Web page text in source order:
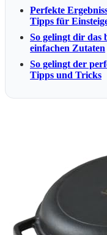
Perfekte
Tipps für
So gelingt dir das
einfachen Zutaten
So gelingt der
Tipps und Tricks